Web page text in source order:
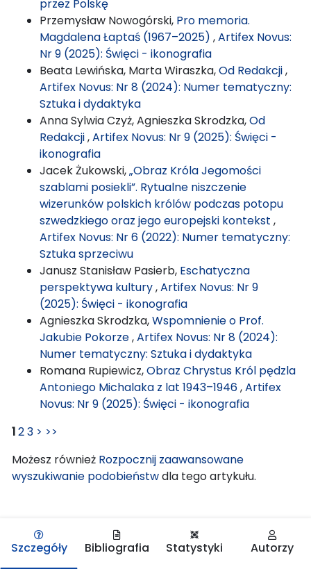
przez Polskę
Przemysław Nowogórski, Pro memoria.
Magdalena Łaptaś (1967–2025) ,Artifex Novus:
Nr 9 (2025): Święci - ikonografia
Beata Lewińska, Marta Wiraszka,Od Redakcji,
Artifex Novus: Nr 8 (2024): Numer tematyczny:
Sztuka i dydaktyka
Anna Sylwia Czyż, Agnieszka Skrodzka,Od
Redakcji,Artifex Novus: Nr 9 (2025): Święci -
ikonografia
Jacek Żukowski,„Obraz Króla Jegomości
szablami posiekli”. Rytualne niszczenie
wizerunków polskich królów podczas potopu
szwedzkiego oraz jego europejski kontekst ,
Artifex Novus: Nr 6 (2022): Numer tematyczny:
Sztuka sprzeciwu
Janusz Stanisław Pasierb, Eschatyczna
perspektywa kultury,Artifex Novus: Nr 9
(2025): Święci - ikonografia
Agnieszka Skrodzka,Wspomnienie o Prof.
Jakubie Pokorze,Artifex Novus: Nr 8 (2024):
Numer tematyczny: Sztuka i dydaktyka
Romana Rupiewicz,Obraz Chrystus Król pędzla
Antoniego Michalaka z lat 1943–1946,Artifex
Novus: Nr 9 (2025): Święci - ikonografia
123 > >>
Możesz również Rozpocznij zaawansowane
wyszukiwanie podobieństwdla tego artykułu.
Szczegóły Bibliografia Statystyki Autorzy